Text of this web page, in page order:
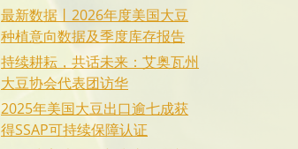
最新数据丨2026年度美国大豆
种植意向数据及季度库存报告
持续耕耘，共话未来：艾奥瓦州
大豆协会代表团访华
2025年美国大豆出口逾七成获
得SSAP可持续保障认证